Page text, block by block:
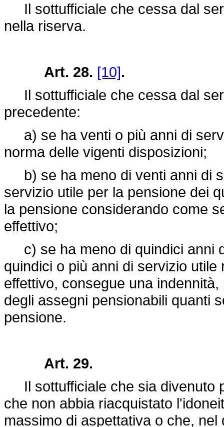
Il sottufficiale che cessa dal
nella riserva.
Art. 28. [10].
Il sottufficiale che cessa dal
precedente:
a) se ha venti o più anni di
norma delle vigenti disposizioni;
b) se ha meno di venti anni di
servizio utile per la pensione dei
la pensione considerando come
effettivo;
c) se ha meno di quindici anni
quindici o più anni di servizio
effettivo, consegue una
degli assegni pensionabili quanti
pensione.
Art. 29.
Il sottufficiale che sia divenuto
che non abbia riacquistato
massimo di aspettativa o che,